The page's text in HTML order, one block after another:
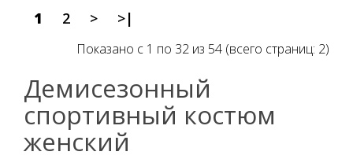
1 2 > >|
Показано с 1 по 32 из 54 (всего страниц: 2)
Демисезонный
спортивный костюм
женский